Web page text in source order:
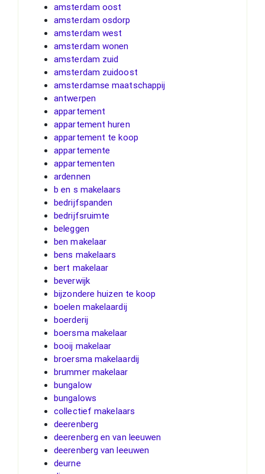
amsterdam oost
amsterdam osdorp
amsterdam west
amsterdam wonen
amsterdam zuid
amsterdam zuidoost
amsterdamse maatschappij
antwerpen
appartement
appartement huren
appartement te koop
appartemente
appartementen
ardennen
b en s makelaars
bedrijfspanden
bedrijfsruimte
beleggen
ben makelaar
bens makelaars
bert makelaar
beverwijk
bijzondere huizen te koop
boelen makelaardij
boerderij
boersma makelaar
booij makelaar
broersma makelaardij
brummer makelaar
bungalow
bungalows
collectief makelaars
deerenberg
deerenberg en van leeuwen
deerenberg van leeuwen
deurne